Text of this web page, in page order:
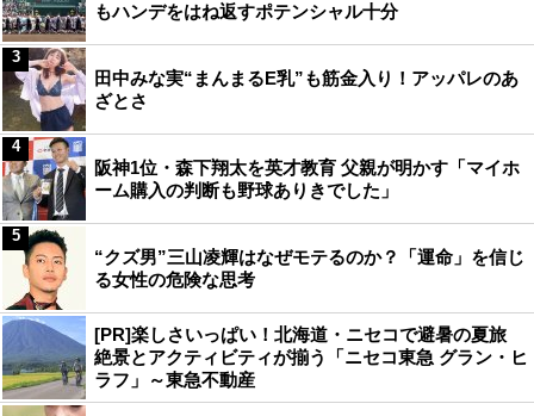
もハンデをはね返すポテンシャル十分
田中みな実“まんまるE乳”も筋金入り！アッパレのあ
ざとさ
3
阪神1位・森下翔太を英才教育 父親が明かす「マイホ
ーム購入の判断も野球ありきでした」
4
“クズ男”三山凌輝はなぜモテるのか？「運命」を信じ
る女性の危険な思考
5
[PR]楽しさいっぱい！北海道・ニセコで避暑の夏旅
絶景とアクティビティが揃う「ニセコ東急 グラン・ヒ
ラフ」～東急不動産